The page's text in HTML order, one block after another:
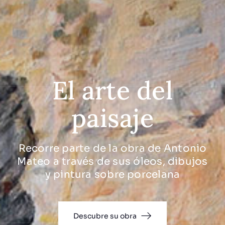
El arte del
paisaje
Recorre parte de la obra de Antonio
Mateo a través de sus óleos, dibujos
y pintura sobre porcelana
Descubre su obra